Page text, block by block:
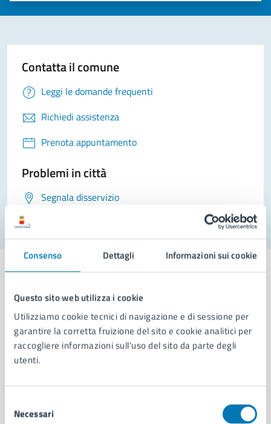
Consenso Dettagli Informazioni sui cookie
Questo sito web utilizza i cookie
Utilizziamo cookie tecnici di navigazione e di sessione per
garantire la corretta fruizione del sito e cookie analitici per
raccogliere informazioni sull'uso del sito da parte degli
utenti.
delNecessari
Contatta il comune
Leggi le domande frequenti
Richiedi assistenza
Prenota appuntamento
Problemi in città
Segnala disservizio
Comune di Napoli
AMMINISTRAZIONE
Uffici